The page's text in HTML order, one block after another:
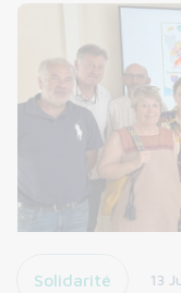
Solidarité 13